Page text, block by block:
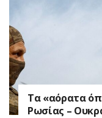
Τα «αόρατα
Ρωσίας –